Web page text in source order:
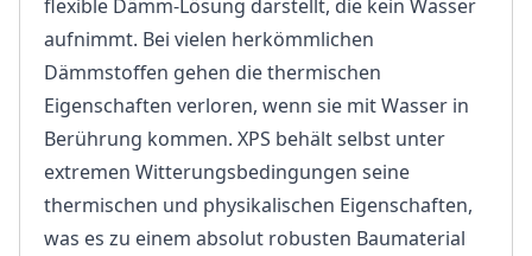
flexible Dämm-Lösung darstellt, die kein Wasser
aufnimmt. Bei vielen herkömmlichen
Dämmstoffen gehen die thermischen
Eigenschaften verloren, wenn sie mit Wasser in
Berührung kommen. XPS behält selbst unter
extremen Witterungsbedingungen seine
thermischen und physikalischen Eigenschaften,
was es zu einem absolut robusten Baumaterial